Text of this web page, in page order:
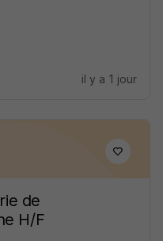
il y a 1 jour
de
H/F